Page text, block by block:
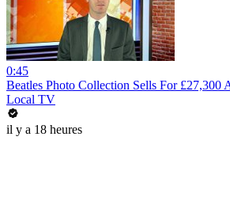
0:45
Beatles Photo Collection Sells For £27,300
Local TV
il y a 18 heures